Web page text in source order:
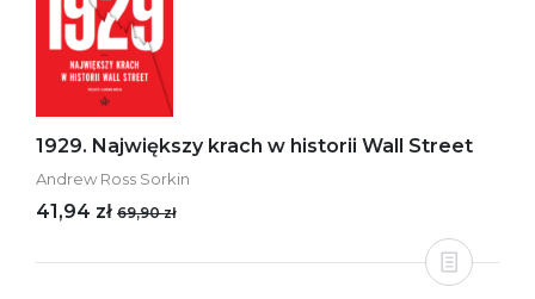
1929. Największy krach w historii Wall Street
Andrew Ross Sorkin
41,94 zł 69,90 zł